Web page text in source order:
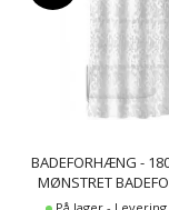
BADEFORHÆNG -
MØNSTRET
BRUSEFORHÆNG